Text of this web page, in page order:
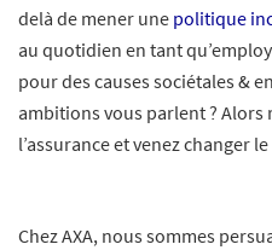
delà de mener une politique
au quotidien en tant
pour des causes sociétales &
ambitions vous parlent ? Alors
l’assurance et venez changer
Chez AXA, nous sommes